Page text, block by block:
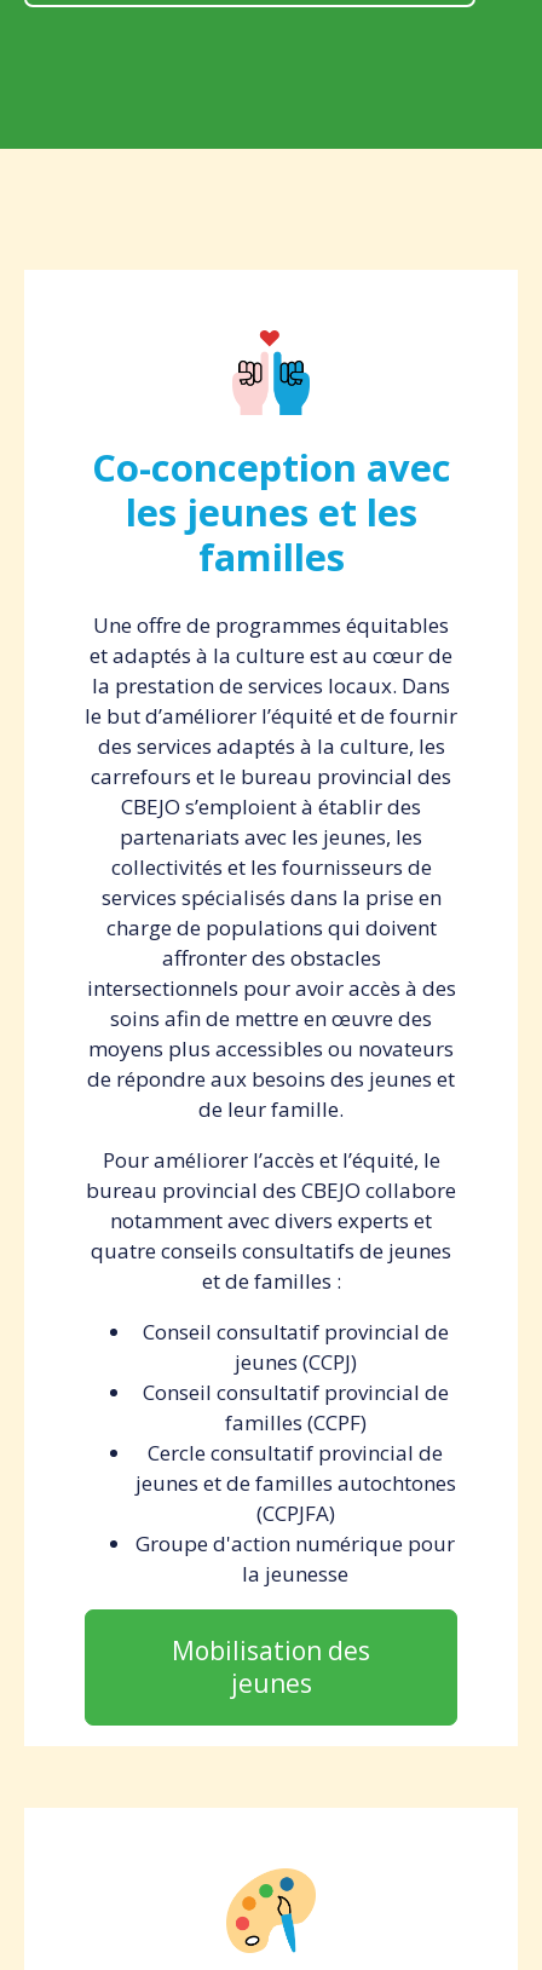
Co-conception avec
les jeunes et les
familles
Une offre de programmes équitables
et adaptés à la culture est au cœur de
la prestation de services locaux. Dans
le but d’améliorer l’équité et de fournir
des services adaptés à la culture, les
carrefours et le bureau provincial des
CBEJO s’emploient à établir des
partenariats avec les jeunes, les
collectivités et les fournisseurs de
services spécialisés dans la prise en
charge de populations qui doivent
affronter des obstacles
intersectionnels pour avoir accès à des
soins afin de mettre en œuvre des
moyens plus accessibles ou novateurs
de répondre aux besoins des jeunes et
de leur famille.
Pour améliorer l’accès et l’équité, le
bureau provincial des CBEJO collabore
notamment avec divers experts et
quatre conseils consultatifs de jeunes
et de familles :
Conseil consultatif provincial de
jeunes (CCPJ)
Conseil consultatif provincial de
familles (CCPF)
Cercle consultatif provincial de
jeunes et de familles autochtones
(CCPJFA)
Groupe d'action numérique pour
la jeunesse
Mobilisation des
jeunes